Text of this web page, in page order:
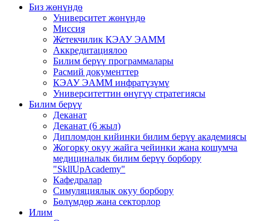
Биз жөнүндө
Университет жөнүндө
Миссия
Жетекчилик КЭАУ ЭАММ
Аккредитациялоо
Билим берүү программалары
Расмий документтер
КЭАУ ЭАММ инфратүзүмү
Университеттин өнүгүү стратегиясы
Билим берүү
Деканат
Деканат (6 жыл)
Дипломдон кийинки билим берүү академиясы
Жогорку окуу жайга чейинки жана кошумча
медициналык билим берүү борбору
"SkllUpAcademy"
Кафедралар
Симуляциялык окуу борбору
Бөлүмдөр жана секторлор
Илим